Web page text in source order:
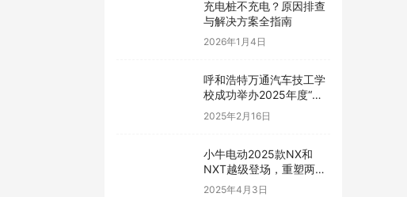
充电桩不充电？原因排查
与解决方案全指南
2026年1月4日
呼和浩特万通汽车技工学
校成功举办2025年度“春
风行动”高质量就业赋能暨
校企合作签约授牌仪式
2025年2月16日
小牛电动2025款NX和
NXT越级登场，重塑两轮
出行标准
2025年4月3日